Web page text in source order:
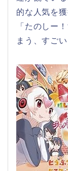
的な人気を
「たのしー
まう、すご